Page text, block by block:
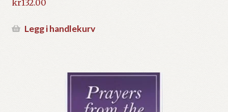
kr132.00
Legg i handlekurv